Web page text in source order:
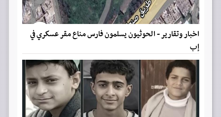
اخبار وتقارير - الحوثيون يسلمون فارس مناع مقر عسكري في
إب